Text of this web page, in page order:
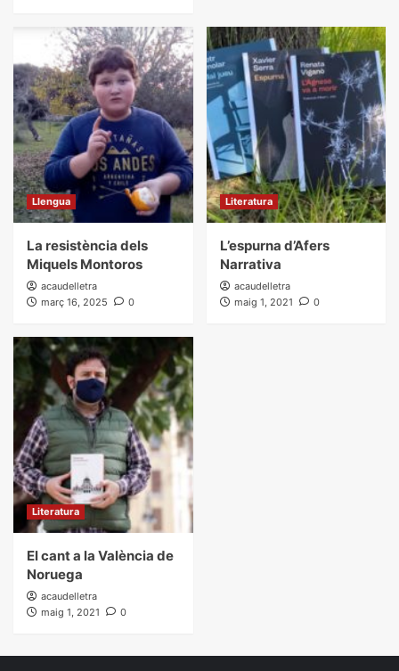
Llengua
La resistència dels
Miquels Montoros
acaudelletra
març 16, 2025
0
Literatura
L’espurna d’Afers
Narrativa
acaudelletra
maig 1, 2021
0
Literatura
El cant a la València de
Noruega
acaudelletra
maig 1, 2021
0